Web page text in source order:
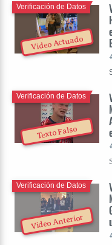
Video Actuado
Verificación de Datos
Texto Falso
Verificación de Datos
Video Anterior
Verificación de Datos